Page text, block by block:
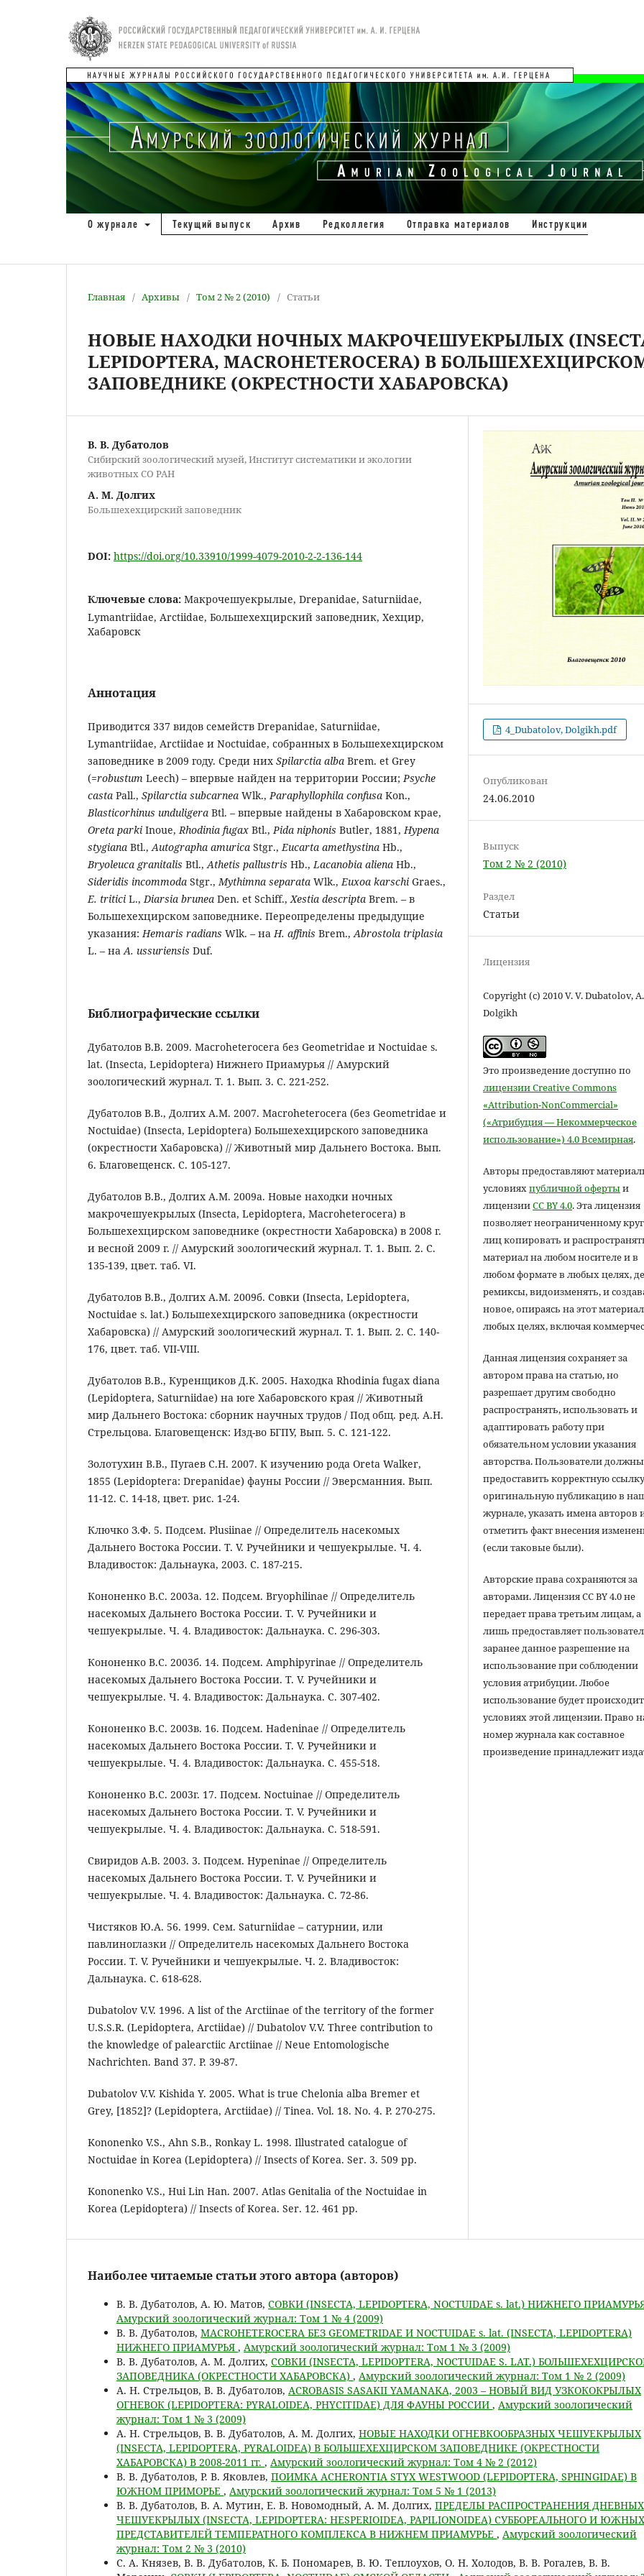
О журнале Текущий выпуск Архив Редколлегия Отправка материалов Инструкции
Главная / Архивы / Том 2 № 2 (2010) / Статьи
НОВЫЕ НАХОДКИ НОЧНЫХ МАКРОЧЕШУЕКРЫЛЫХ
LEPIDOPTERA, MACROHETEROCERA) В
ЗАПОВЕДНИКЕ (ОКРЕСТНОСТИ ХАБАРОВСКА)
В. В. Дубатолов
Сибирский зоологический музей, Институт систематики и экологии
животных СО РАН
А. М. Долгих
Большехехцирский заповедник
DOI: https://doi.org/10.33910/1999-4079-2010-2-2-136-144
Ключевые слова: Макрочешуекрылые, Drepanidae, Saturniidae,
Lymantriidae, Arctiidae, Большехехцирский заповедник, Хехцир,
Хабаровск
Аннотация
Приводится 337 видов семейств Drepanidae, Saturniidae,
Lymantriidae, Arctiidae и Noctuidae, собранных в Большехехцирском
заповеднике в 2009 году. Среди них Spilarctia alba Brem. et Grey
(=robustum Leech) – впервые найден на территории России;Psyche
casta Pall., Spilarctia subcarnea Wlk.,Paraphyllophila confusa Kon.,
Blasticorhinus unduligera Btl. – впервые найдены в Хабаровском крае,
Oreta parki Inoue,Rhodinia fugax Btl.,Pida niphonis Butler, 1881,Hypena
stygiana Btl.,Autographa amurica Stgr.,Eucarta amethystina Hb.,
Bryoleuca granitalis Btl.,Athetis pallustris Hb.,Lacanobia aliena Hb.,
Sideridis incommoda Stgr.,Mythimna separata Wlk.,Euxoa karschi Graes.,
E. tritici L.,Diarsia brunea Den. et Schiff.,Xestia descripta Brem. – в
Большехехцирском заповеднике. Переопределены предыдущие
указания:Hemaris radians Wlk. – наH. affinis Brem.,Abrostola triplasia
L. – наA. ussuriensis Duf.
Библиографические ссылки
Дубатолов В.В. 2009. Macroheterocera без Geometridae и Noctuidae s.
lat. (Insecta, Lepidoptera) Нижнего Приамурья // Амурский
зоологический журнал. Т. 1. Вып. 3. С. 221-252.
Дубатолов В.В., Долгих А.М. 2007. Macroheterocera (без Geometridae и
Noctuidae) (Insecta, Lepidoptera) Большехехцирского заповедника
(окрестности Хабаровска) // Животный мир Дальнего Востока. Вып.
6. Благовещенск. С. 105-127.
Дубатолов В.В., Долгих А.М. 2009а. Новые находки ночных
макрочешуекрылых (Insecta, Lepidoptera, Macroheterocera) в
Большехехцирском заповеднике (окрестности Хабаровска) в 2008 г.
и весной 2009 г. // Амурский зоологический журнал. Т. 1. Вып. 2. С.
135-139, цвет. таб. VI.
Дубатолов В.В., Долгих А.М. 2009б. Совки (Insecta, Lepidoptera,
Noctuidae s. lat.) Большехехцирского заповедника (окрестности
Хабаровска) // Амурский зоологический журнал. Т. 1. Вып. 2. С. 140-
176, цвет. таб. VII-VIII.
Дубатолов В.В., Куренщиков Д.К. 2005. Находка Rhodinia fugax diana
(Lepidoptera, Saturniidae) на юге Хабаровского края // Животный
мир Дальнего Востока: сборник научных трудов / Под общ. ред. А.Н.
Стрельцова. Благовещенск: Изд-во БГПУ, Вып. 5. С. 121-122.
Золотухин В.В., Пугаев С.Н. 2007. К изучению рода Oreta Walker,
1855 (Lepidoptera: Drepanidae) фауны России // Эверсманния. Вып.
11-12. С. 14-18, цвет. рис. 1-24.
Ключко З.Ф. 5. Подсем. Plusiinae // Определитель насекомых
Дальнего Востока России. Т. V. Ручейники и чешуекрылые. Ч. 4.
Владивосток: Дальнаука, 2003. С. 187-215.
Кононенко В.С. 2003а. 12. Подсем. Bryophilinae // Определитель
насекомых Дальнего Востока России. Т. V. Ручейники и
чешуекрылые. Ч. 4. Владивосток: Дальнаука. С. 296-303.
Кононенко В.С. 2003б. 14. Подсем. Amphipyrinae // Определитель
насекомых Дальнего Востока России. Т. V. Ручейники и
чешуекрылые. Ч. 4. Владивосток: Дальнаука. С. 307-402.
Кононенко В.С. 2003в. 16. Подсем. Hadeninae // Определитель
насекомых Дальнего Востока России. Т. V. Ручейники и
чешуекрылые. Ч. 4. Владивосток: Дальнаука. С. 455-518.
Кононенко В.С. 2003г. 17. Подсем. Noctuinae // Определитель
насекомых Дальнего Востока России. Т. V. Ручейники и
чешуекрылые. Ч. 4. Владивосток: Дальнаука. С. 518-591.
Свиридов А.В. 2003. 3. Подсем. Hypeninae // Определитель
насекомых Дальнего Востока России. Т. V. Ручейники и
чешуекрылые. Ч. 4. Владивосток: Дальнаука. С. 72-86.
Чистяков Ю.А. 56. 1999. Сем. Saturniidae – сатурнии, или
павлиноглазки // Определитель насекомых Дальнего Востока
России. Т. V. Ручейники и чешуекрылые. Ч. 2. Владивосток:
Дальнаука. С. 618-628.
Dubatolov V.V. 1996. A list of the Arctiinae of the territory of the former
U.S.S.R. (Lepidoptera, Arctiidae) // Dubatolov V.V. Three contribution to
the knowledge of palearctiic Arctiinae // Neue Entomologische
Nachrichten. Band 37. P. 39-87.
Dubatolov V.V. Kishida Y. 2005. What is true Chelonia alba Bremer et
Grey, [1852]? (Lepidoptera, Arctiidae) // Tinea. Vol. 18. No. 4. P. 270-275.
Kononenko V.S., Ahn S.B., Ronkay L. 1998. Illustrated catalogue of
Noctuidae in Korea (Lepidoptera) // Insects of Korea. Ser. 3. 509 pp.
Kononenko V.S., Hui Lin Han. 2007. Atlas Genitalia of the Noctuidae in
Korea (Lepidoptera) // Insects of Korea. Ser. 12. 461 pp.
4_Dubatolov, Dolgikh.pdf
Опубликован
24.06.2010
Выпуск
Том 2 № 2 (2010)
Раздел
Статьи
Лицензия
Copyright (c) 2010 V. V. Dubatolov,
Dolgikh
Это произведение доступно по
лицензии Creative Commons
«Attribution-NonCommercial»
(«Атрибуция — Некоммерческое
использование») 4.0 Всемирная.
Авторы предоставляют
условияхпубличной офертыи
лицензииCC BY 4.0. Эта лицензия
позволяет неограниченному
лиц копировать и
материал на любом носителе и в
любом формате в любых целях,
ремиксы, видоизменять, и
новое, опираясь на этот
любых целях, включая
Данная лицензия сохраняет за
автором права на статью, но
разрешает другим свободно
распространять, использовать и
адаптировать работу при
обязательном условии указания
авторства. Пользователи должны
предоставить корректную
оригинальную публикацию в
журнале, указать имена авторов
отметить факт внесения
(если таковые были).
Авторские права сохраняются за
авторами. Лицензия CC BY 4.0 не
передает права третьим лицам, а
лишь предоставляет
заранее данное разрешение на
использование при соблюдении
условия атрибуции. Любое
использование будет
условиях этой лицензии. Право
номер журнала как составное
произведение принадлежит
Наиболее читаемые статьи этого автора (авторов)
В. В. Дубатолов, А. Ю. Матов, СОВКИ (INSECTA, LEPIDOPTERA, NOCTUIDAE s. lat.) НИЖНЕГО
Амурский зоологический журнал: Том 1 № 4 (2009)
В. В. Дубатолов, MACROHETEROCERA БЕЗ GEOMETRIDAE И NOCTUIDAE s. lat. (INSECTA, LEPIDOPTERA)
НИЖНЕГО ПРИАМУРЬЯ , Амурский зоологический журнал: Том 1 № 3 (2009)
В. В. Дубатолов, А. М. Долгих, СОВКИ (INSECTA, LEPIDOPTERA, NOCTUIDAE S. LAT.)
ЗАПОВЕДНИКА (ОКРЕСТНОСТИ ХАБАРОВСКА) , Амурский зоологический журнал: Том 1 № 2 (2009)
А. Н. Стрельцов, В. В. Дубатолов, ACROBASIS SASAKII YAMANAKA, 2003 – НОВЫЙ ВИД УЗКОКОКРЫЛЫХ
ОГНЕВОК (LEPIDOPTERA: PYRALOIDEA, PHYCITIDAE) ДЛЯ ФАУНЫ РОССИИ , Амурский зоологический
журнал: Том 1 № 3 (2009)
А. Н. Стрельцов, В. В. Дубатолов, А. М. Долгих, НОВЫЕ НАХОДКИ ОГНЕВКООБРАЗНЫХ ЧЕШУЕКРЫЛЫХ
(INSECTA, LEPIDOPTERA, PYRALOIDEA) В БОЛЬШЕХЕХЦИРСКОМ ЗАПОВЕДНИКЕ (ОКРЕСТНОСТИ
ХАБАРОВСКА) В 2008-2011 гг. , Амурский зоологический журнал: Том 4 № 2 (2012)
В. В. Дубатолов, Р. В. Яковлев, ПОИМКА ACHERONTIA STYX WESTWOOD (LEPIDOPTERA, SPHINGIDAE) В
ЮЖНОМ ПРИМОРЬЕ , Амурский зоологический журнал: Том 5 № 1 (2013)
В. В. Дубатолов, В. А. Мутин, Е. В. Новомодный, А. М. Долгих, ПРЕДЕЛЫ РАСПРОСТРАНЕНИЯ ДНЕВНЫХ
ЧЕШУЕКРЫЛЫХ (INSECTA, LEPIDOPTERA: HESPERIOIDEA, PAPILIONOIDEA) СУББОРЕАЛЬНОГО И ЮЖНЫХ
ПРЕДСТАВИТЕЛЕЙ ТЕМПЕРАТНОГО КОМПЛЕКСА В НИЖНЕМ ПРИАМУРЬЕ , Амурский зоологический
журнал: Том 2 № 3 (2010)
С. А. Князев, В. В. Дубатолов, К. Б. Пономарев, В. Ю. Теплоухов, О. Н. Холодов, В. В. Рогалев, В. В.